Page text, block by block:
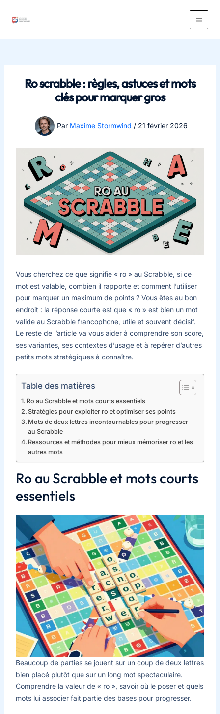
Main
Ro scrabble : règles, astuces et mots
clés pour marquer gros
Par Maxime Stormwind / 21 février 2026
Vous cherchez ce que signifie « ro » au Scrabble, si ce
mot est valable, combien il rapporte et comment l’utiliser
pour marquer un maximum de points ? Vous êtes au bon
endroit : la réponse courte est que « ro » est bien un mot
valide au Scrabble francophone, utile et souvent décisif.
Le reste de l’article va vous aider à comprendre son score,
ses variantes, ses contextes d’usage et à repérer d’autres
petits mots stratégiques à connaître.
Table des matières
Ro au Scrabble et mots courts essentiels
Stratégies pour exploiter ro et optimiser ses points
Mots de deux lettres incontournables pour progresser
au Scrabble
Ressources et méthodes pour mieux mémoriser ro et les
autres mots
Ro au Scrabble et mots courts
essentiels
Beaucoup de parties se jouent sur un coup de deux lettres
bien placé plutôt que sur un long mot spectaculaire.
Comprendre la valeur de « ro », savoir où le poser et quels
mots lui associer fait partie des bases pour progresser.